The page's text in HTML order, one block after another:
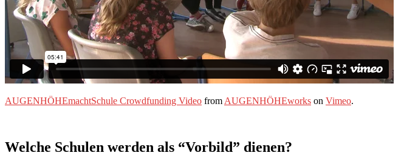
AUGENHÖHEmachtSchule Crowdfunding Video fromAUGENHÖHEworks on Vimeo.
Welche Schulen werden als “Vorbild” dienen?